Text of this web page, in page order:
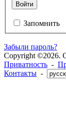
Войти
Запомнить
Забыли пароль?
Copyright ©2026.
Приватность -
Контакты -